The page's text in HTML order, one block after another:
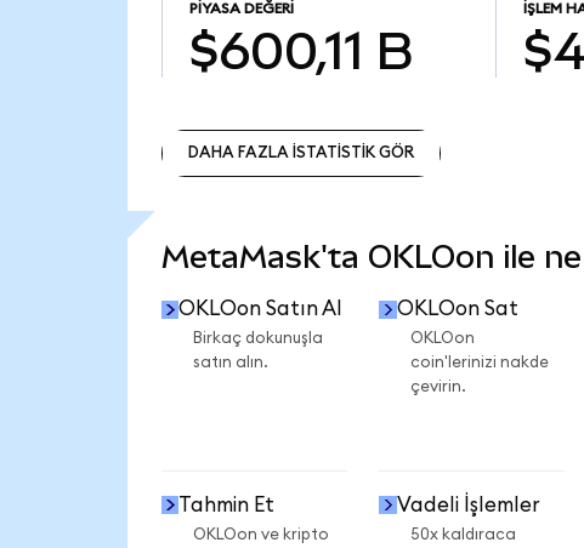
PIYASA DEĞERI
$600,11 B
İŞLEM
DAHA FAZLA İSTATİSTİK GÖR
MetaMask'ta OKLOon ile
OKLOon Satın Al
Birkaç dokunuşla
satın alın.
OKLOon Sat
OKLOon
coin'lerinizi nakde
çevirin.
Tahmin Et
OKLOon ve kripto
Vadeli İşlemler
50x kaldıraca